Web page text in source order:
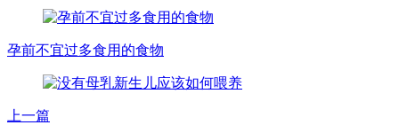
孕前不宜过多食用的食物
上一篇